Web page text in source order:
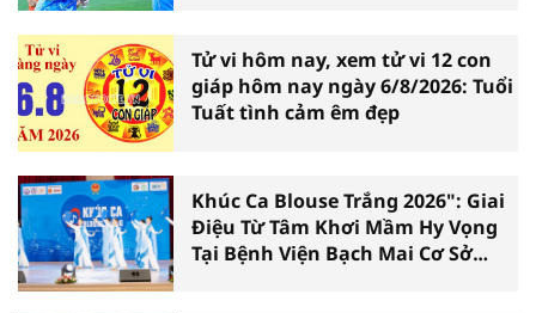
Tử vi hôm nay, xem tử vi 12 con
giáp hôm nay ngày 6/8/2026: Tuổi
Tuất tình cảm êm đẹp
Khúc Ca Blouse Trắng 2026": Giai
Điệu Từ Tâm Khơi Mầm Hy Vọng
Tại Bệnh Viện Bạch Mai Cơ Sở